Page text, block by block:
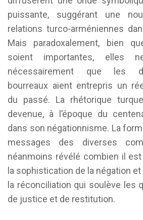
puissante, suggérant une
relations turco-arméniennes
Mais paradoxalement, bien
soient importantes, elles
nécessairement que les
bourreaux aient entrepris un
du passé. La rhétorique
devenue, à l’époque du
dans son négationnisme. La
messages des diverses
néanmoins révélé combien il
la sophistication de la négation et
la réconciliation qui soulève les
de justice et de restitution.